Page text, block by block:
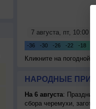
Кликните на погодной
НАРОДНЫЕ
На 6 августа:
сбора черемухи,